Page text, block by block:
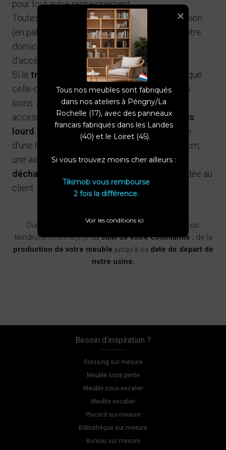
pour tout autre renseignement.
Toutes les livraisons réalisées au pied du camion
(en palette ou en colis) s'effectuent devant votre
domicile ou au plus près, selon les difficultés
d'accès pour un semi-remorque.
Si le transport est réalisé en palette
, notez que
celle-ci sera à évacuer en déchetterie par vos
soins. Assurez-vous que votre domicile soit
accessible pour votrelivraison avec un poids
lourd . Pour toutes les commandes de meuble
d'une hauteur et/ou largeur supérieure à 220 cm,
une aide à ladépalettisation et/ou
déchargement du camion
peut être demandée au
client.
Durant tout le processus de fabrication, nous vous
tiendrons informé(e)s dusuivi de votre commande ; de la
production de votre meuble jusqu'à sa date de départ de
notre usine.
Besoin d’inspiration ?
Dressing sur mesure
Meuble sous pente
Meuble sous-escalier
Meuble escalier
Placard sur-mesure
Bibliothèque sur mesure
Bureau sur mesure
Tous nos meubles sont fabriqués
dans nos ateliers à Périgny/La
Rochelle (17), avec des panneaux
francais fabriqués dans les Landes
(40) et le Loiret (45).
Si vous trouvez moins cher ailleurs :
Tikimob vous rembourse
2 fois la différence.
Voir les conditions ici